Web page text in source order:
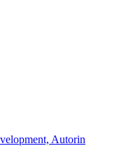
Autorin